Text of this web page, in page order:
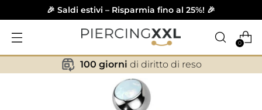
🎉 Saldi estivi – Risparmia fino al 25%! 🎉
0
✕
100 giorni di diritto di reso